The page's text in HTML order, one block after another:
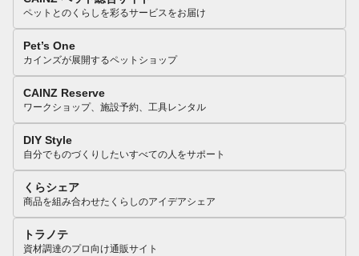
ペットとのくらしを彩るサービスをお届け
Pet’s One
カインズが展開するペットショップ
CAINZ Reserve
ワークショップ、施設予約、工具レンタル
DIY Style
自分でものづくりしたいすべての人をサポート
くらシェア
商品を組み合わせたくらしのアイデアシェア
トラノテ
資材調達のプロ向け通販サイト